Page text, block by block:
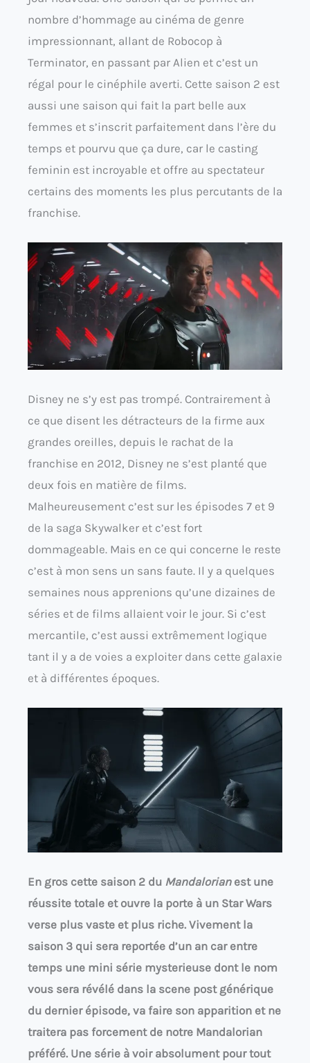
nombre d’hommage au cinéma de genre
impressionnant, allant de Robocop à
Terminator, en passant par Alien et c’est un
régal pour le cinéphile averti. Cette saison 2 est
aussi une saison qui fait la part belle aux
femmes et s’inscrit parfaitement dans l’ère du
temps et pourvu que ça dure, car le casting
feminin est incroyable et offre au spectateur
certains des moments les plus percutants de la
franchise.
Disney ne s’y est pas trompé. Contrairement à
ce que disent les détracteurs de la firme aux
grandes oreilles, depuis le rachat de la
franchise en 2012, Disney ne s’est planté que
deux fois en matière de films.
Malheureusement c’est sur les épisodes 7 et 9
de la saga Skywalker et c’est fort
dommageable. Mais en ce qui concerne le reste
c’est à mon sens un sans faute. Il y a quelques
semaines nous apprenions qu’une dizaines de
séries et de films allaient voir le jour. Si c’est
mercantile, c’est aussi extrêmement logique
tant il y a de voies a exploiter dans cette galaxie
et à différentes époques.
En gros cette saison 2 du Mandalorianest une
réussite totale et ouvre la porte à un Star Wars
verse plus vaste et plus riche. Vivement la
saison 3 qui sera reportée d’un an car entre
temps une mini série mysterieuse dont le nom
vous sera révélé dans la scene post générique
du dernier épisode, va faire son apparition et ne
traitera pas forcement de notre Mandalorian
préféré. Une série à voir absolumentpour tout